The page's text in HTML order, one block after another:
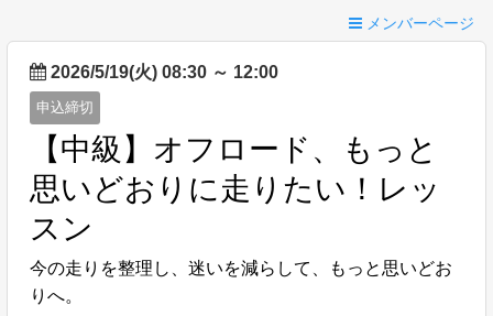
メンバーページ
2026/5/19(火) 08:30 ～ 12:00
申込締切
【中級】オフロード、もっと
思いどおりに走りたい！レッ
スン
今の走りを整理し、迷いを減らして、もっと思いどお
りへ。